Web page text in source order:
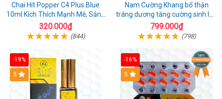
Chai Hít Popper C4 Plus Blue
10ml Kích Thích Mạnh Mẽ, Sảng
Khoái
320.000₫
(844)
Nam Cường Khang bổ thận
tráng dương tăng cường sinh lực
nam
799.000₫
(798)
-19%
5
-16%
5